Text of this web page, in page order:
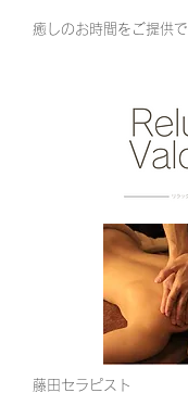
癒しのお時間をご提供
藤田セラピスト